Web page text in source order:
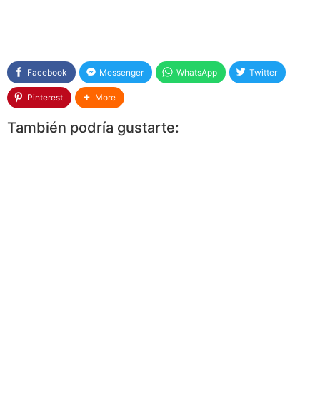
Facebook Messenger WhatsApp Twitter
Pinterest More
También podría gustarte: